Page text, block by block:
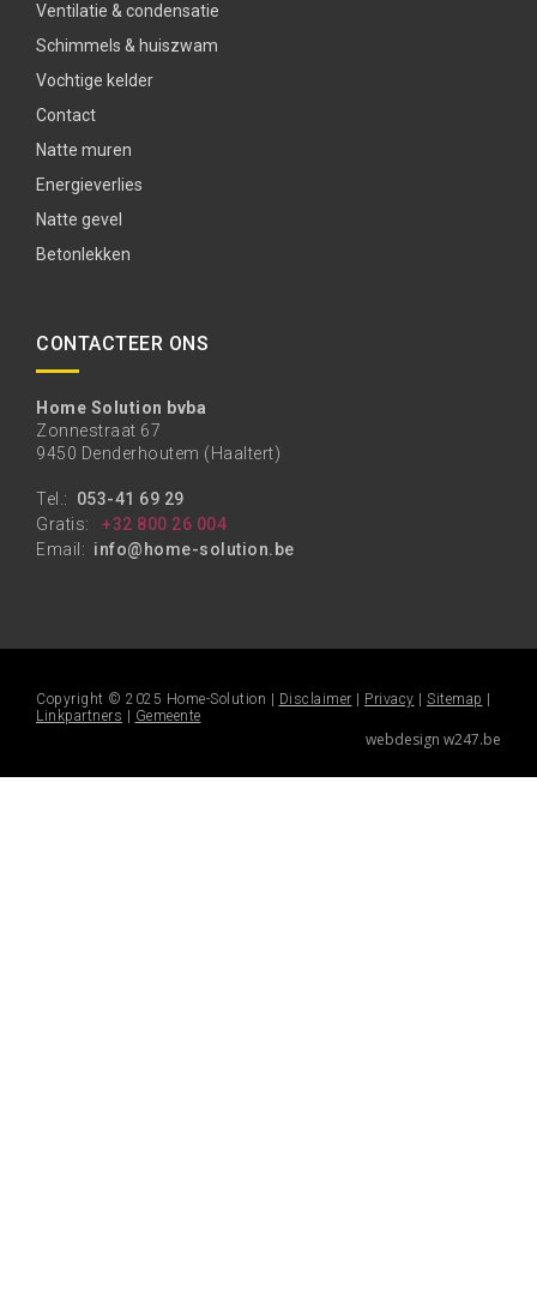
Ventilatie & condensatie
Schimmels & huiszwam
Vochtige kelder
Contact
Natte muren
Energieverlies
Natte gevel
Betonlekken
CONTACTEER ONS
Home Solution bvba
Zonnestraat 67
9450 Denderhoutem (Haaltert)
Tel.: 053-41 69 29
Gratis:
+32 800 26 004
Email: info@home-solution.be
Copyright © 2025 Home-Solution | Disclaimer Privacy Sitemap
Linkpartners
Gemeente
webdesign w247.be